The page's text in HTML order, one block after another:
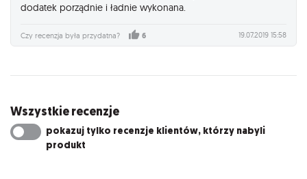
dodatek porządnie i ładnie wykonana.
Czy recenzja była przydatna? 6 19.07.2019 15:58
Wszystkie recenzje
pokazuj tylko recenzje klientów, którzy nabyli
produkt